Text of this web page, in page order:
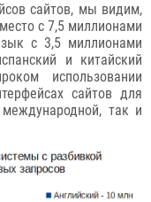
сайтов, мы видим,
с 7,5 миллионами
с 3,5 миллионами
и китайский
использовании
сайтов для
так и